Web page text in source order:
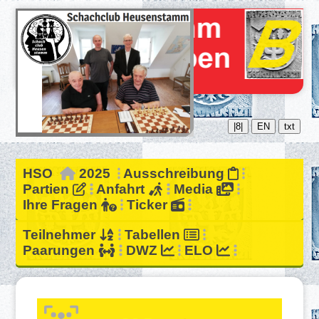
|8| EN txt
HSO 2025
Ausschreibung
Partien
Anfahrt
Media
Ihre Fragen
Ticker
Teilnehmer
Tabellen
Paarungen
DWZ ELO